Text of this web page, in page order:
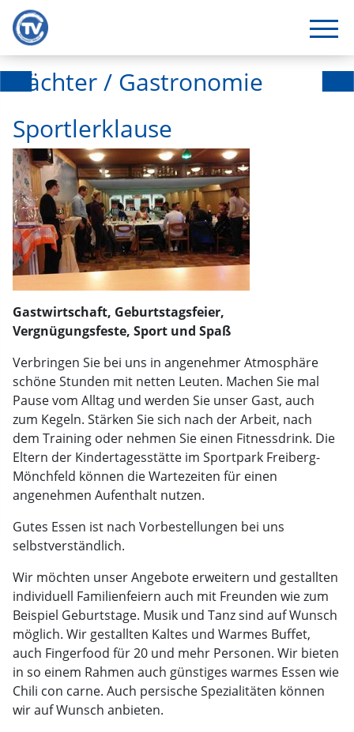
Pächter / Gastronomie
Sportlerklause
Gastwirtschaft, Geburtstagsfeier,
Vergnügungsfeste, Sport und Spaß
Verbringen Sie bei uns in angenehmer Atmosphäre
schöne Stunden mit netten Leuten. Machen Sie mal
Pause vom Alltag und werden Sie unser Gast, auch
zum Kegeln. Stärken Sie sich nach der Arbeit, nach
dem Training oder nehmen Sie einen Fitnessdrink. Die
Eltern der Kindertagesstätte im Sportpark Freiberg-
Mönchfeld können die Wartezeiten für einen
angenehmen Aufenthalt nutzen.
Gutes Essen ist nach Vorbestellungen bei uns
selbstverständlich.
Wir möchten unser Angebote erweitern und gestallten
individuell Familienfeiern auch mit Freunden wie zum
Beispiel Geburtstage. Musik und Tanz sind auf Wunsch
möglich. Wir gestallten Kaltes und Warmes Buffet,
auch Fingerfood für 20 und mehr Personen. Wir bieten
in so einem Rahmen auch günstiges warmes Essen wie
Chili con carne. Auch persische Spezialitäten können
wir auf Wunsch anbieten.